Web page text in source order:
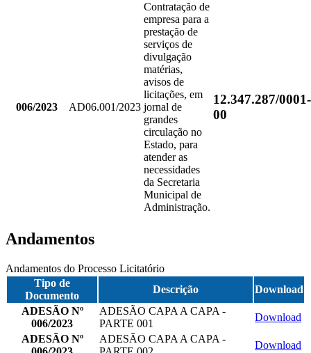
006/2023 AD06.001/2023
Contratação de
empresa para a
prestação de
serviços de
divulgação
matérias,
avisos de
licitações, em
jornal de
grandes
circulação no
Estado, para
atender as
necessidades
da Secretaria
Municipal de
Administração.
12.347.287/0001-
00
Andamentos
Andamentos do Processo Licitatório
Tipo de
Documento
Descrição
Download
ADESÃO Nº
006/2023
ADESÃO CAPA A CAPA -
PARTE 001
Download
ADESÃO Nº
ADESÃO CAPA A CAPA -
Download